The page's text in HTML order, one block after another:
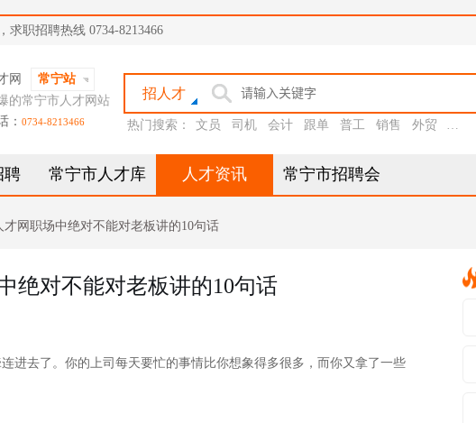
职招聘热线 0734-8213466
网
常宁站
的常宁市人才网站
： 0734-8213466
招人才
热门搜索： 文员 司机 会计 跟单 普工 销售 外贸 助理
聘 常宁市人才库 人才资讯 常宁市招聘会
才网职场中绝对不能对老板讲的10句话
绝对不能对老板讲的10句话
去了。你的上司每天要忙的事情比你想象得多很多，而你又拿了一些